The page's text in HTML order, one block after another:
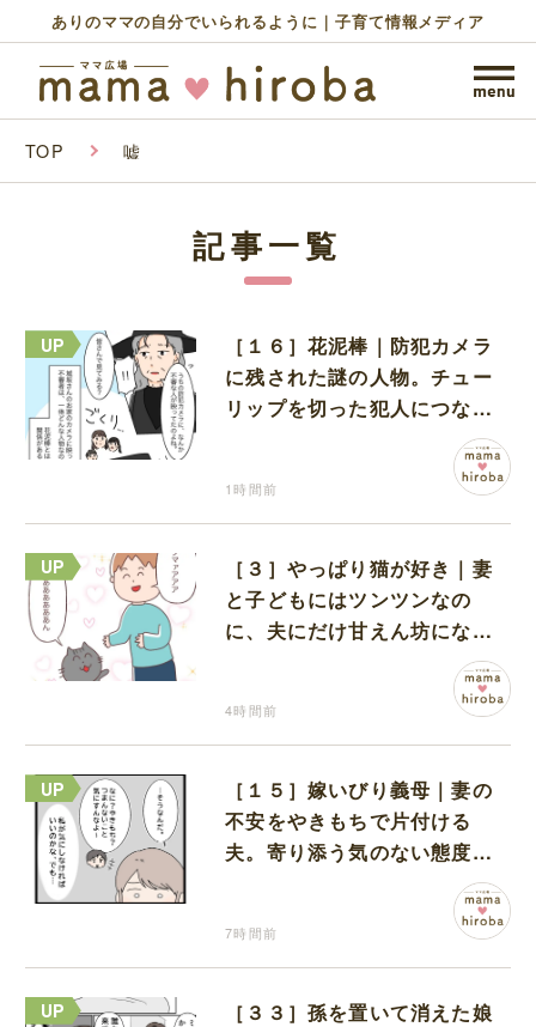
ありのママの自分でいられるように｜子育て情報メディア
TOP 嘘
記事一覧
［１６］花泥棒｜防犯カメラ
に残された謎の人物。チュー
リップを切った犯人につなが
る証拠になるのか期待する
1時間前
［３］やっぱり猫が好き｜妻
と子どもにはツンツンなの
に、夫にだけ甘えん坊になる
4時間前
［１５］嫁いびり義母｜妻の
不安をやきもちで片付ける
夫。寄り添う気のない態度に
7時間前
［３３］孫を置いて消えた娘